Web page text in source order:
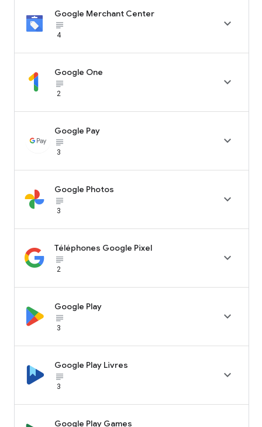
Google Merchant Center
subject_black
4

Google One
subject_black
2

Google Pay
subject_black
3

Google Photos
subject_black
3

Téléphones Google Pixel
subject_black
2

Google Play
subject_black
3

Google Play Livres
subject_black
3

Google Play Games